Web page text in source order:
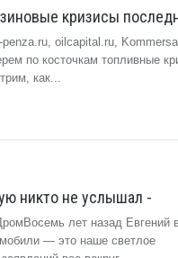
кризисы
oilcapital.ru,
по косточкам топливные
как...
никто не услышал -
лет назад Евгений
— это наше светлое